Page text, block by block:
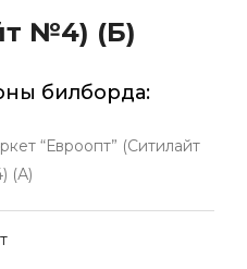
№4) (Б)
билборда:
“Евроопт” (Ситилайт
(А)